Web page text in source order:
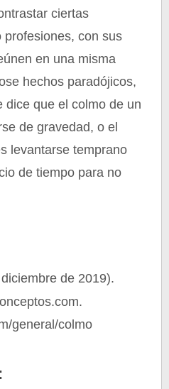
ciertas
con sus
en una misma
hechos paradójicos,
dice que el colmo de un
de gravedad, o el
levantarse temprano
de tiempo para no
de 2019).
general/colmo